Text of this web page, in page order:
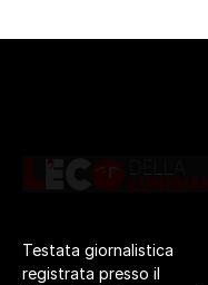
Testata giornalistica
registrata presso il